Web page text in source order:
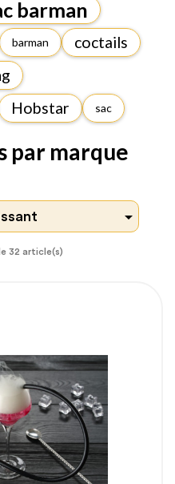
barman
barman
coctails
Hobstar sac
par marque

32 article(s)